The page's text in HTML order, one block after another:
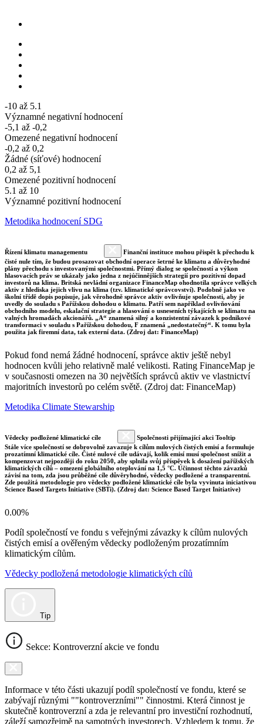
-10 až 5.1
Významné negativní hodnocení
-5,1 až -0,2
Omezené negativní hodnocení
-0,2 až 0,2
Žádné (síťové) hodnocení
0,2 až 5,1
Omezené pozitivní hodnocení
5.1 až 10
Významné pozitivní hodnocení
Metodika hodnocení SDG
Řízení klimatu managementu
Finanční instituce mohou přispět k přechodu k
čisté nule tím, že budou prosazovat obchodní operace šetrné ke klimatu a důvěryhodné
plány přechodu s investovanými společnostmi. Přímý dialog se společností a výkon
hlasovacích práv se ukázaly jako jedna z nejúčinnějších strategií pro pozitivní dopad
investorů na klima. Britská nevládní organizace FinanceMap ohodnotila správce velkých
aktiv z hlediska jejich vlivu na klima (tzv. klimatické správcovství). Podobně jako ve
školní třídě dopis popisuje, jak věrohodně správce aktiv ovlivňuje společnosti, aby je
uvedly do souladu s Pařížskou dohodou o klimatu. Patří sem například ovlivňování
obchodního modelu, eskalační strategie a hlasování o usneseních týkajících se klimatu na
valných hromadách akcionářů. „A“ znamená silný a konzistentní závazek k podnikové
transformaci v souladu s Pařížskou dohodou, F znamená „nedostatečný“. K tomu byla
použita jak firemní data, tak externí data. (Zdroj dat: FinanceMap)
Pokud fond nemá žádné hodnocení, správce aktiv ještě nebyl
hodnocen kvůli jeho relativně malé velikosti. Rating FinanceMap je
v současnosti omezen na 30 největších správců aktiv ve vlastnictví
majoritních investorů po celém světě. (Zdroj dat: FinanceMap)
Metodika Climate Stewarship
Vědecky podložené klimatické cíle
Společnosti přijímající akci Tooltip
Stále více společností se dobrovolně zavazuje k cílům nulových čistých emisí a formuluje
prozatímní klimatické cíle. Čisté nulové cíle udávají, kolik emisí musí společnost snížit a
kompenzovat nejpozději do roku 2050, aby splnila svůj příspěvek k dosažení pařížských
klimatických cílů – omezení globálního oteplování na 1,5 °C. Účinnost těchto závazků
závisí na tom, zda jsou průběžné cíle důvěryhodné, vědecky podložené a transparentní.
Zde použitá metodologie pro vědecky podložené klimatické cíle byla vyvinuta iniciativou
Science Based Targets Initiative (SBTi). (Zdroj dat: Science Based Target Initiative)
0.00%
Podíl společností ve fondu s veřejnými závazky k cílům nulových
čistých emisí a ověřeným vědecky podloženým prozatímním
klimatickým cílům.
Vědecky podložená metodologie klimatických cílů
Tip
Sekce: Kontroverzní akcie ve fondu
Informace v této části ukazují podíl společností ve fondu, které se
zabývají různými ""kontroverzními"" činnostmi. Která činnost je
skutečně kontroverzní a zda je relevantní pro investiční rozhodnutí,
záleží samozřejmě na samotných investorech. Vzhledem k tomu, že